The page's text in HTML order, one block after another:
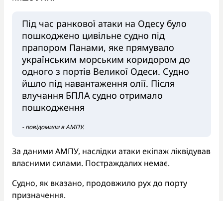
Під час ранкової атаки на Одесу було
пошкоджено цивільне судно під
прапором Панами, яке прямувало
українським морським коридором до
одного з портів Великої Одеси. Судно
йшло під навантаження олії. Після
влучання БПЛА судно отримало
пошкодження
- повідомили в АМПУ.
За даними АМПУ, наслідки атаки екіпаж ліквідував
власними силами. Постраждалих немає.
Судно, як вказано, продовжило рух до порту
призначення.